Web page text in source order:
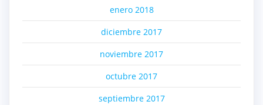
enero 2018
diciembre 2017
noviembre 2017
octubre 2017
septiembre 2017